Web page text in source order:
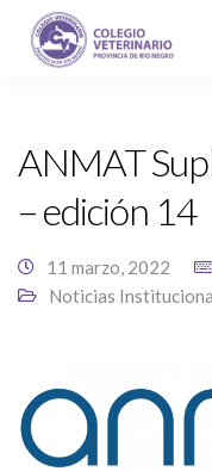
ANMAT
– edición 14
11 marzo, 2022
Noticias